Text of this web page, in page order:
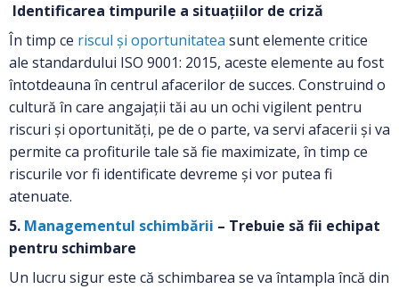
Identificarea timpurile a situațiilor de criză
În timp ce riscul și oportunitatea sunt elemente critice
ale standardului ISO 9001: 2015, aceste elemente au fost
întotdeauna în centrul afacerilor de succes. Construind o
cultură în care angajații tăi au un ochi vigilent pentru
riscuri și oportunități, pe de o parte, va servi afacerii și va
permite ca profiturile tale să fie maximizate, în timp ce
riscurile vor fi identificate devreme și vor putea fi
atenuate.
5. Managementul schimbării – Trebuie să fii echipat
pentru schimbare
Un lucru sigur este că schimbarea se va întampla încă din